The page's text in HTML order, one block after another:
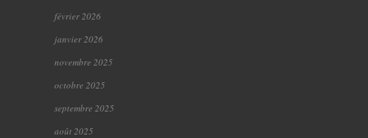
février 2026
janvier 2026
novembre 2025
octobre 2025
septembre 2025
août 2025